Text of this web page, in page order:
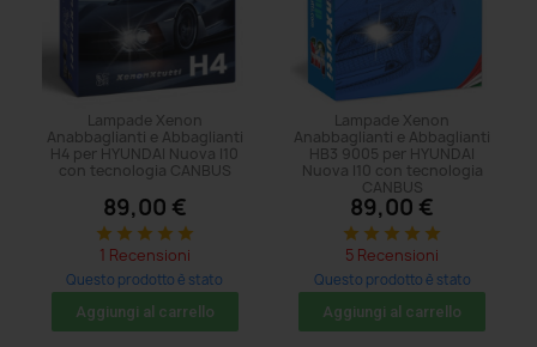
Lampade Xenon
Anabbaglianti e Abbaglianti
H4 per HYUNDAI Nuova I10
con tecnologia CANBUS
89,00 €
star star star star star
1 Recensioni
Questo prodotto è stato
acquistato: 5 volte
Aggiungi al carrello
Lampade Xenon
Anabbaglianti e Abbaglianti
HB3 9005 per HYUNDAI
Nuova I10 con tecnologia
CANBUS
89,00 €
star star star star star
5 Recensioni
Questo prodotto è stato
acquistato: 5 volte
Aggiungi al carrello